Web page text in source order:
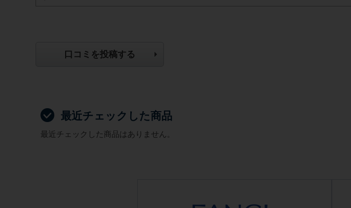
口コミを投稿する
最近チェックした商品
最近チェックした商品はありません。